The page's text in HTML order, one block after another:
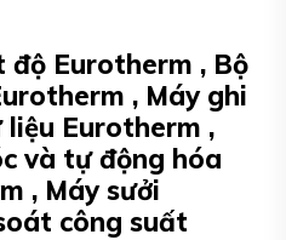
độ Eurotherm , Bộ
, Máy ghi
Eurotherm ,
và tự động hóa
, Máy sưởi
công suất